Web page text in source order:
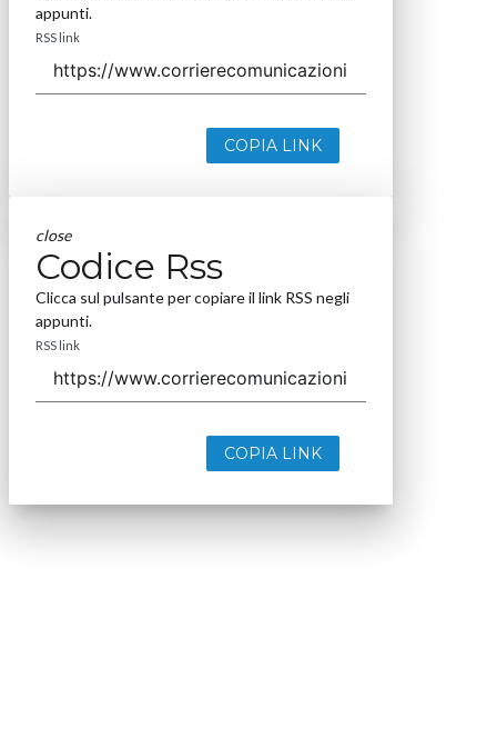
appunti.
RSS link
COPIA LINK
close
Codice Rss
Clicca sul pulsante per copiare il link RSS negli
appunti.
RSS link
COPIA LINK